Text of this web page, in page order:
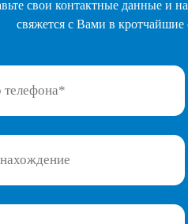
свои контактные данные и
свяжется с Вами в кротчайшие